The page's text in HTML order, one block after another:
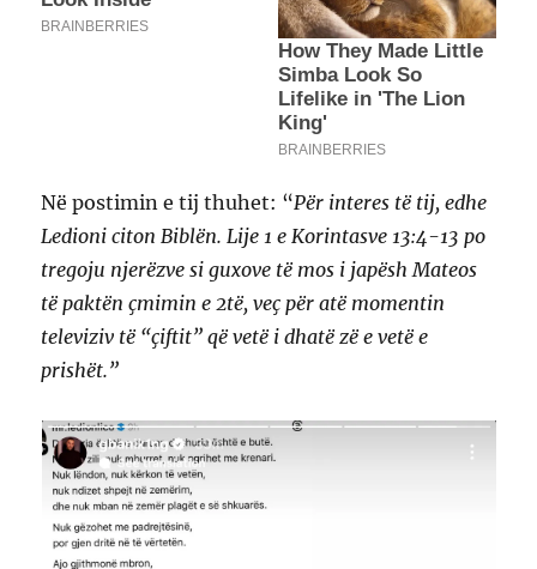
Në postimin e tij thuhet: “Për interes të tij, edhe
Ledioni citon Biblën. Lije 1 e Korintasve 13:4-13 po
tregoju njerëzve si guxove të mos i japësh Mateos
të paktën çmimin e 2të, veç për atë momentin
televiziv të “çiftit” që vetë i dhatë zë e vetë e
prishët.”